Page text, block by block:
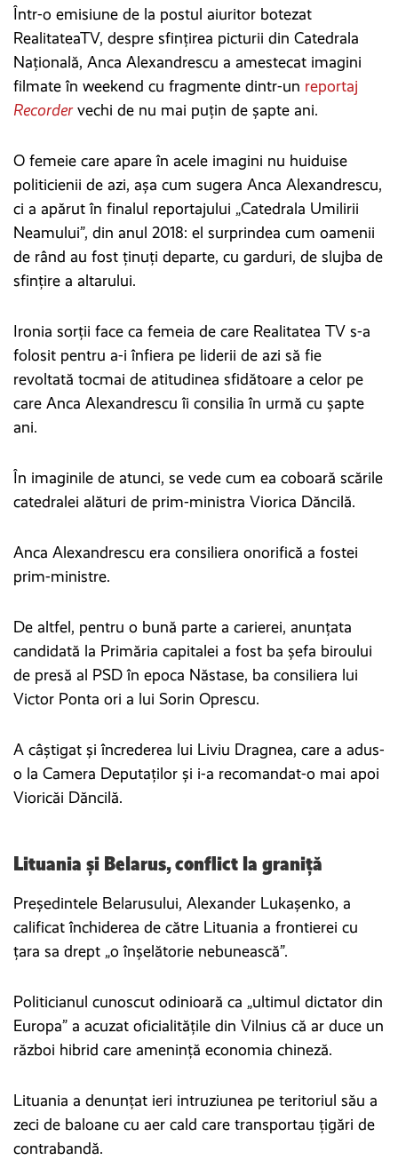
Într-o emisiune de la postul aiuritor botezat
RealitateaTV, despre sfințirea picturii din Catedrala
Națională, Anca Alexandrescu a amestecat imagini
filmate în weekend cu fragmente dintr-un reportaj
Recordervechi de nu mai puțin de șapte ani.
O femeie care apare în acele imagini nu huiduise
politicienii de azi, așa cum sugera Anca Alexandrescu,
ci a apărut în finalul reportajului „Catedrala Umilirii
Neamului”, din anul 2018: el surprindea cum oamenii
de rând au fost ținuți departe, cu garduri, de slujba de
sfințire a altarului.
Ironia sorții face ca femeia de care Realitatea TV s-a
folosit pentru a-i înfiera pe liderii de azi să fie
revoltată tocmai de atitudinea sfidătoare a celor pe
care Anca Alexandrescu îi consilia în urmă cu șapte
ani.
În imaginile de atunci, se vede cum ea coboară scările
catedralei alături de prim-ministra Viorica Dăncilă.
Anca Alexandrescu era consiliera onorifică a fostei
prim-ministre.
De altfel, pentru o bună parte a carierei, anunțata
candidată la Primăria capitalei a fost ba șefa biroului
de presă al PSD în epoca Năstase, ba consiliera lui
Victor Ponta ori a lui Sorin Oprescu.
A câștigat și încrederea lui Liviu Dragnea, care a adus-
o la Camera Deputaților și i-a recomandat-o mai apoi
Vioricăi Dăncilă.
Lituania și Belarus, conflict la graniță
Președintele Belarusului, Alexander Lukașenko, a
calificat închiderea de către Lituania a frontierei cu
țara sa drept „o înșelătorie nebunească”.
Politicianul cunoscut odinioară ca „ultimul dictator din
Europa” a acuzat oficialitățile din Vilnius că ar duce un
război hibrid care amenință economia chineză.
Lituania a denunțat ieri intruziunea pe teritoriul său a
zeci de baloane cu aer cald care transportau țigări de
contrabandă.